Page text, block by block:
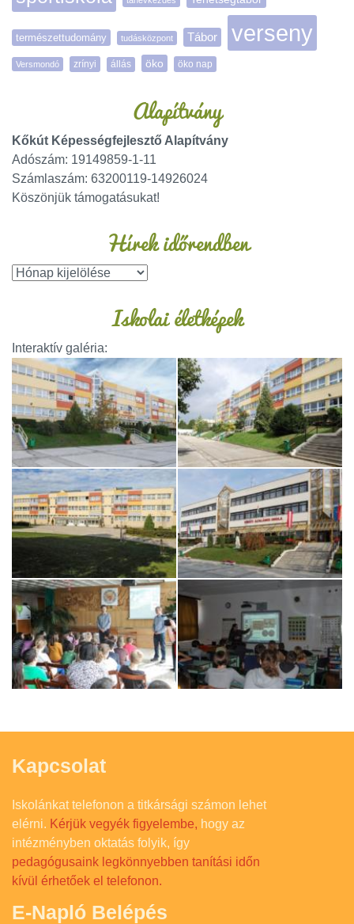
természettudomány tudásközpont Tábor verseny
Versmondó zrínyi állás öko öko nap
Alapítvány
Kőkút Képességfejlesztő Alapítvány
Adószám: 19149859-1-11
Számlaszám: 63200119-14926024
Köszönjük támogatásukat!
Hírek időrendben
Iskolai életképek
Interaktív galéria:
Kapcsolat
Iskolánkat telefonon a titkársági számon lehet
elérni. Kérjük vegyék figyelembe, hogy az
intézményben oktatás folyik, így
pedagógusaink legkönnyebben tanítási időn
kívül érhetőek el telefonon.
E-Napló Belépés